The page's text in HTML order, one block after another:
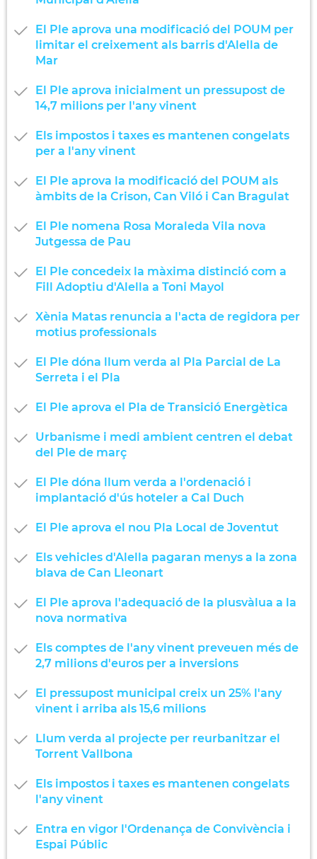
El Ple aprova una modificació del POUM per
limitar el creixement als barris d'Alella de
Mar
El Ple aprova inicialment un pressupost de
14,7 milions per l'any vinent
Els impostos i taxes es mantenen congelats
per a l'any vinent
El Ple aprova la modificació del POUM als
àmbits de la Crison, Can Viló i Can Bragulat
El Ple nomena Rosa Moraleda Vila nova
Jutgessa de Pau
El Ple concedeix la màxima distinció com a
Fill Adoptiu d'Alella a Toni Mayol
Xènia Matas renuncia a l'acta de regidora per
motius professionals
El Ple dóna llum verda al Pla Parcial de La
Serreta i el Pla
El Ple aprova el Pla de Transició Energètica
Urbanisme i medi ambient centren el debat
del Ple de març
El Ple dóna llum verda a l'ordenació i
implantació d'ús hoteler a Cal Duch
El Ple aprova el nou Pla Local de Joventut
Els vehicles d'Alella pagaran menys a la zona
blava de Can Lleonart
El Ple aprova l'adequació de la plusvàlua a la
nova normativa
Els comptes de l'any vinent preveuen més de
2,7 milions d'euros per a inversions
El pressupost municipal creix un 25% l'any
vinent i arriba als 15,6 milions
Llum verda al projecte per reurbanitzar el
Torrent Vallbona
Els impostos i taxes es mantenen congelats
l'any vinent
Entra en vigor l'Ordenança de Convivència i
Espai Públic